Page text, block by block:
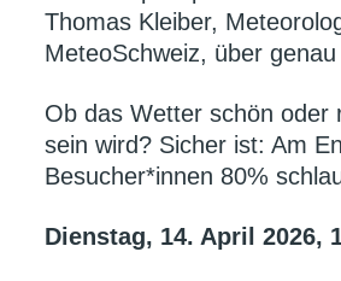
Thomas Kleiber,
MeteoSchweiz, über
Ob das Wetter schön oder
sein wird? Sicher ist: Am
Besucher*innen 80%
Dienstag, 14. April 2026,